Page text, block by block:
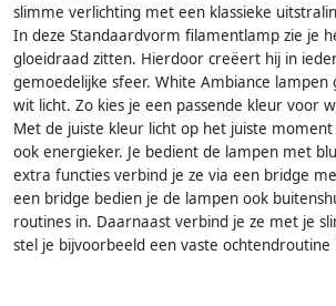
slimme verlichting met een klassieke
In deze Standaardvorm filamentlamp zie je
gloeidraad zitten. Hierdoor creëert hij in
gemoedelijke sfeer. White Ambiance lampen
wit licht. Zo kies je een passende kleur voor
Met de juiste kleur licht op het juiste
ook energieker. Je bedient de lampen met
extra functies verbind je ze via een bridge
een bridge bedien je de lampen ook
routines in. Daarnaast verbind je ze met je
stel je bijvoorbeeld een vaste ochtendroutine